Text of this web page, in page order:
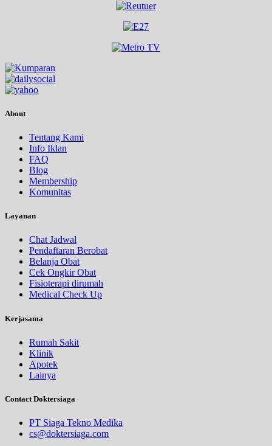
About
Tentang Kami
Info Iklan
FAQ
Blog
Membership
Komunitas
Layanan
Chat Jadwal
Pendaftaran Berobat
Belanja Obat
Cek Ongkir Obat
Fisioterapi dirumah
Medical Check Up
Kerjasama
Rumah Sakit
Klinik
Apotek
Lainya
Contact Doktersiaga
PT Siaga Tekno Medika
cs@doktersiaga.com